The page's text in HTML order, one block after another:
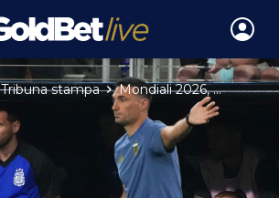
Tribuna stampa Mondiali 2026, ...